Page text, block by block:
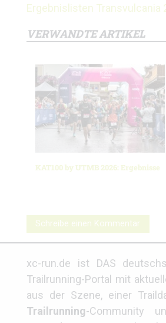
Ergebnislisten Transvulcania
VERWANDTE ARTIKEL
KAT100 by UTMB 2026: Ergebnisse
Schreibe einen Kommentar
xc-run.de ist DAS
Trailrunning-Portal mit
aus der Szene, einer
Trailrunning-Community